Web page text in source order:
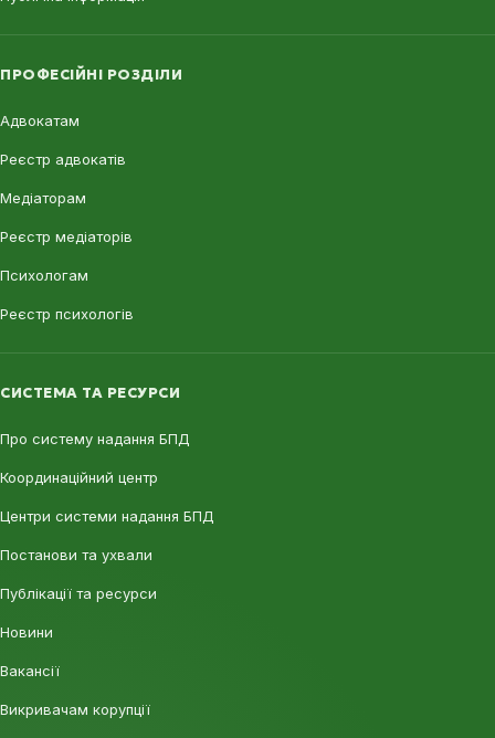
ПРОФЕСІЙНІ РОЗДІЛИ
Адвокатам
Реєстр адвокатів
Медіаторам
Реєстр медіаторів
Психологам
Реєстр психологів
СИСТЕМА ТА РЕСУРСИ
Про систему надання БПД
Координаційний центр
Центри системи надання БПД
Постанови та ухвали
Публікації та ресурси
Новини
Вакансії
Викривачам корупції